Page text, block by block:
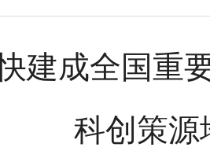
建成全国重
科创策源